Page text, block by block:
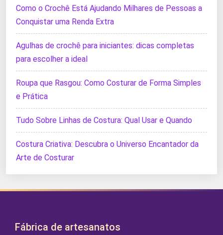
Como o Crochê Está Ajudando Milhares de Pessoas a
Conquistar uma Renda Extra
Agulhas de crochê para iniciantes: dicas completas
para escolher a ideal
Roupa que Rasgou: Como Costurar de Forma Simples
e Prática
Tudo Sobre Linhas de Costura: Qual Usar e Quando
Costura Criativa: Descubra o Universo Encantador da
Arte de Costurar
Fábrica de artesanatos